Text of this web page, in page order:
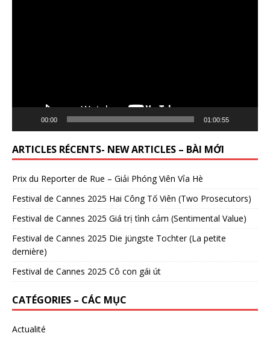
00:00 01:00:55
ARTICLES RÉCENTS- NEW ARTICLES – BÀI MỚI
Prix du Reporter de Rue – Giải Phóng Viên Vỉa Hè
Festival de Cannes 2025 Hai Công Tố Viên (Two Prosecutors)
Festival de Cannes 2025 Giá trị tình cảm (Sentimental Value)
Festival de Cannes 2025 Die jüngste Tochter (La petite
dernière)
Festival de Cannes 2025 Cô con gái út
CATÉGORIES – CÁC MỤC
Actualité